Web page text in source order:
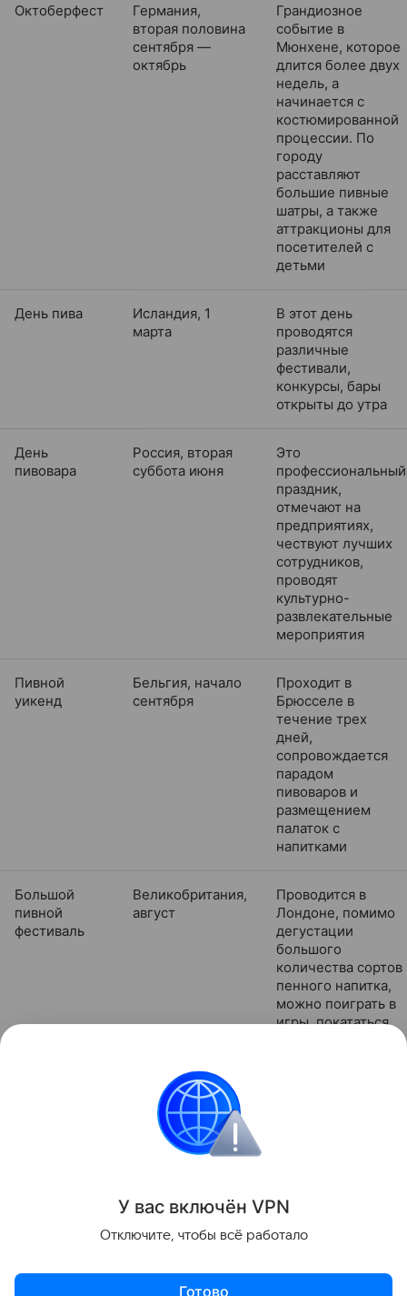
Октоберфест
Германия,
вторая половина
сентября —
октябрь
Грандиозное
событие в
Мюнхене, которое
длится более двух
недель, а
начинается с
костюмированной
процессии. По
городу
расставляют
большие пивные
шатры, а также
аттракционы для
посетителей с
детьми
День пива
Исландия, 1
марта
В этот день
проводятся
различные
фестивали,
конкурсы, бары
открыты до утра
День
пивовара
Россия, вторая
суббота июня
Это
профессиональный
праздник,
отмечают на
предприятиях,
чествуют лучших
сотрудников,
проводят
культурно-
развлекательные
мероприятия
Пивной
уикенд
Бельгия, начало
сентября
Проходит в
Брюсселе в
течение трех
дней,
сопровождается
парадом
пивоваров и
размещением
палаток с
напитками
Большой
пивной
фестиваль
Великобритания,
август
Проводится в
Лондоне, помимо
дегустации
большого
количества сортов
пенного напитка,
можно поиграть в
игры, покататься
Разъясняем
Поделиться
У вас включён VPN
Отключите, чтобы всё работало
Готово